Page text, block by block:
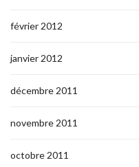
février 2012
janvier 2012
décembre 2011
novembre 2011
octobre 2011